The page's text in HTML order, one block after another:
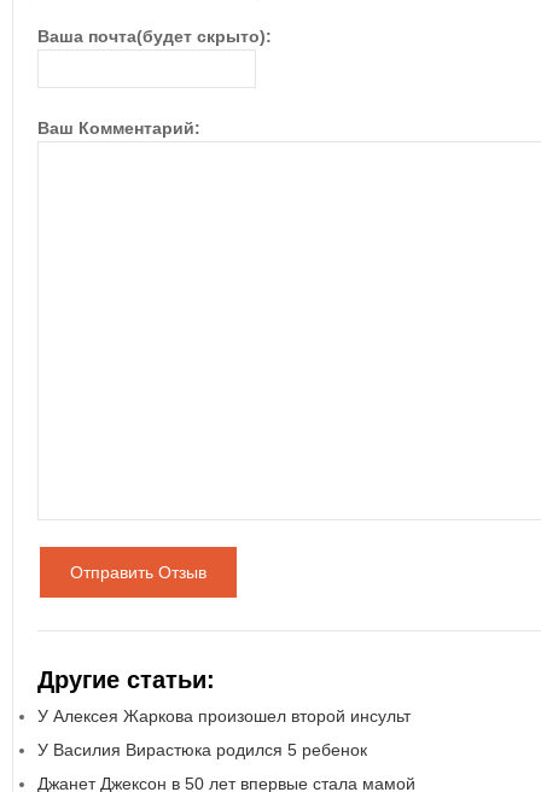
Ваша почта(будет скрыто):
Ваш Комментарий:
Отправить Отзыв
Другие статьи:
У Алексея Жаркова произошел второй инсульт
У Василия Вирастюка родился 5 ребенок
Джанет Джексон в 50 лет впервые стала мамой